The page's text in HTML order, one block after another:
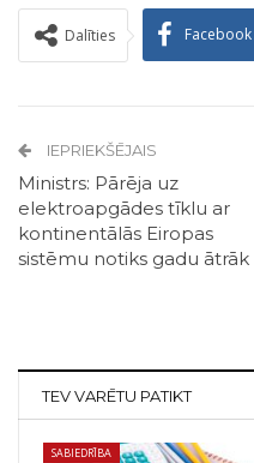
Dalīties Facebook
IEPRIEKŠĒJAIS
Ministrs: Pārēja uz
elektroapgādes tīklu ar
kontinentālās Eiropas
sistēmu notiks gadu ātrāk
TEV VARĒTU PATIKT
SABIEDRĪBA